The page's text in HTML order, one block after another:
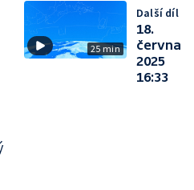
25 min
Další díl
18.
června
2025
16:33